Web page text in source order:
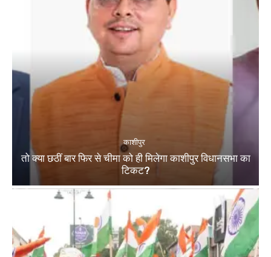
काशीपुर
तो क्या छठीं बार फिर से चीमा को ही मिलेगा काशीपुर विधानसभा का
टिकट?